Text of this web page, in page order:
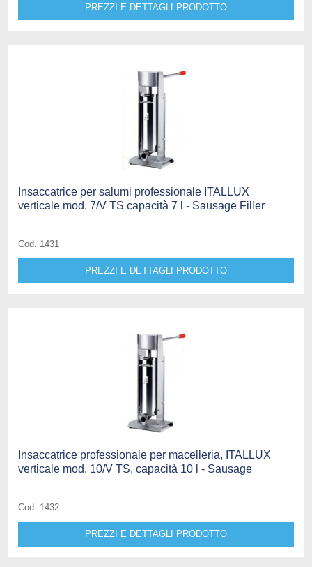
PREZZI E DETTAGLI PRODOTTO
Insaccatrice per salumi professionale ITALLUX
verticale mod. 7/V TS capacità 7 l - Sausage Filler
Cod. 1431
PREZZI E DETTAGLI PRODOTTO
Insaccatrice professionale per macelleria, ITALLUX
verticale mod. 10/V TS, capacità 10 l - Sausage
Cod. 1432
PREZZI E DETTAGLI PRODOTTO